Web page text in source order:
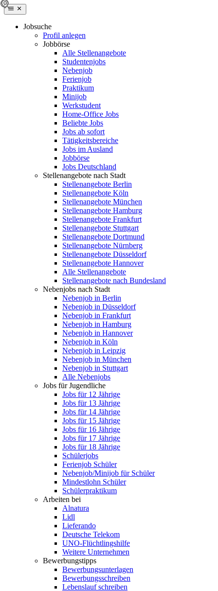
Jobsuche
Profil anlegen
Jobbörse
Alle Stellenangebote
Studentenjobs
Nebenjob
Ferienjob
Praktikum
Minijob
Werkstudent
Home-Office Jobs
Beliebte Jobs
Jobs ab sofort
Tätigkeitsbereiche
Jobs im Ausland
Jobbörse
Jobs Deutschland
Stellenangebote nach Stadt
Stellenangebote Berlin
Stellenangebote Köln
Stellenangebote München
Stellenangebote Hamburg
Stellenangebote Frankfurt
Stellenangebote Stuttgart
Stellenangebote Dortmund
Stellenangebote Nürnberg
Stellenangebote Düsseldorf
Stellenangebote Hannover
Alle Stellenangebote
Stellenangebote nach Bundesland
Nebenjobs nach Stadt
Nebenjob in Berlin
Nebenjob in Düsseldorf
Nebenjob in Frankfurt
Nebenjob in Hamburg
Nebenjob in Hannover
Nebenjob in Köln
Nebenjob in Leipzig
Nebenjob in München
Nebenjob in Stuttgart
Alle Nebenjobs
Jobs für Jugendliche
Jobs für 12 Jährige
Jobs für 13 Jährige
Jobs für 14 Jährige
Jobs für 15 Jährige
Jobs für 16 Jährige
Jobs für 17 Jährige
Jobs für 18 Jährige
Schülerjobs
Ferienjob Schüler
Nebenjob/Minijob für Schüler
Mindestlohn Schüler
Schülerpraktikum
Arbeiten bei
Alnatura
Lidl
Lieferando
Deutsche Telekom
UNO-Flüchtlingshilfe
Weitere Unternehmen
Bewerbungstipps
Bewerbungsunterlagen
Bewerbungsschreiben
Lebenslauf schreiben